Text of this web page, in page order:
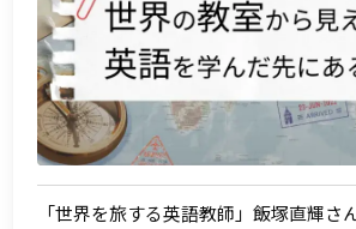
「世界を旅する英語教師」飯塚直輝さ